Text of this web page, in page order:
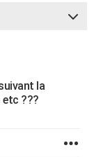
la
etc ???